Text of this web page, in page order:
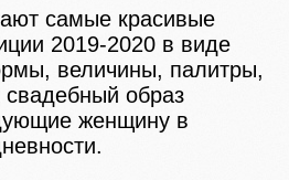
самые красивые
2019-2020 в виде
величины, палитры,
образ
женщину в